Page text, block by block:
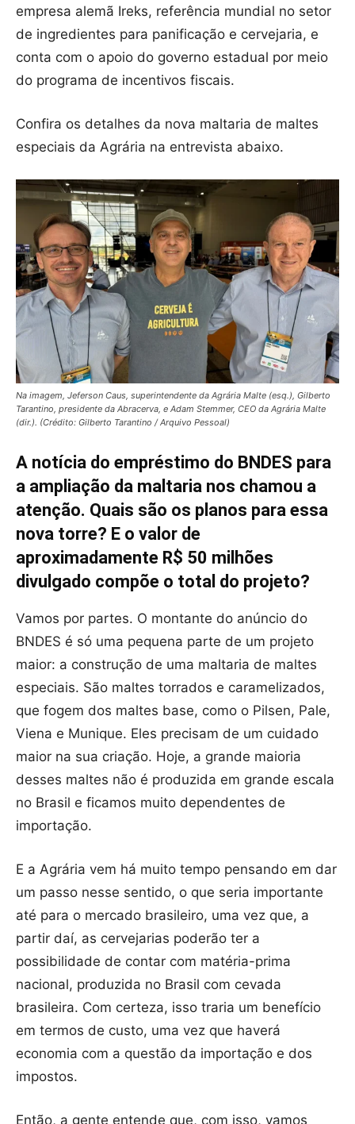
empresa alemã Ireks, referência mundial no setor
de ingredientes para panificação e cervejaria, e
conta com o apoio do governo estadual por meio
do programa de incentivos fiscais.
Confira os detalhes da nova maltaria de maltes
especiais da Agrária na entrevista abaixo.
Na imagem, Jeferson Caus, superintendente da Agrária Malte (esq.), Gilberto
Tarantino, presidente da Abracerva, e Adam Stemmer, CEO da Agrária Malte
(dir.). (Crédito: Gilberto Tarantino / Arquivo Pessoal)
A notícia do empréstimo do BNDES para
a ampliação da maltaria nos chamou a
atenção. Quais são os planos para essa
nova torre? E o valor de
aproximadamente R$ 50 milhões
divulgado compõe o total do projeto?
Vamos por partes. O montante do anúncio do
BNDES é só uma pequena parte de um projeto
maior: a construção de uma maltaria de maltes
especiais. São maltes torrados e caramelizados,
que fogem dos maltes base, como o Pilsen, Pale,
Viena e Munique. Eles precisam de um cuidado
maior na sua criação. Hoje, a grande maioria
desses maltes não é produzida em grande escala
no Brasil e ficamos muito dependentes de
importação.
E a Agrária vem há muito tempo pensando em dar
um passo nesse sentido, o que seria importante
até para o mercado brasileiro, uma vez que, a
partir daí, as cervejarias poderão ter a
possibilidade de contar com matéria-prima
nacional, produzida no Brasil com cevada
brasileira. Com certeza, isso traria um benefício
em termos de custo, uma vez que haverá
economia com a questão da importação e dos
impostos.
Então, a gente entende que, com isso, vamos